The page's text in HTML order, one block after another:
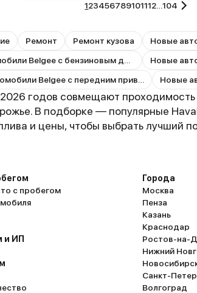
123456789101112 …104
Ремонт Ремонт кузова Новые
Новые
годов совмещают
В подборке — популярные
и цены, чтобы выбрать лучший
с пробегом
и ИП
Города
Москва
Пенза
Казань
Краснодар
Ростов-на-
Нижний
Санкт-
Волгоград